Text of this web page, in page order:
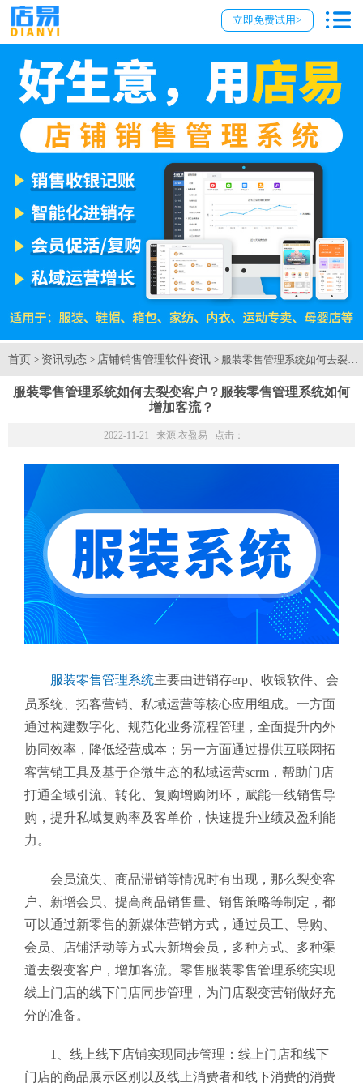
立即免费试用>
首页 > 资讯动态 > 店铺销售管理软件资讯 > 服装零售管理系统如何去裂
服装零售管理系统如何去裂变客户？服装零售管理系统如何
增加客流？
2022-11-21 来源:衣盈易 点击：
服装零售管理系统主要由进销存erp、收银软件、会
员系统、拓客营销、私域运营等核心应用组成。一方面
通过构建数字化、规范化业务流程管理，全面提升内外
协同效率，降低经营成本；另一方面通过提供互联网拓
客营销工具及基于企微生态的私域运营scrm，帮助门店
打通全域引流、转化、复购增购闭环，赋能一线销售导
购，提升私域复购率及客单价，快速提升业绩及盈利能
力。
会员流失、商品滞销等情况时有出现，那么裂变客
户、新增会员、提高商品销售量、销售策略等制定，都
可以通过新零售的新媒体营销方式，通过员工、导购、
会员、店铺活动等方式去新增会员，多种方式、多种渠
道去裂变客户，增加客流。零售服装零售管理系统实现
线上门店的线下门店同步管理，为门店裂变营销做好充
分的准备。
1、线上线下店铺实现同步管理：线上门店和线下
门店的商品展示区别以及线上消费者和线下消费的消费